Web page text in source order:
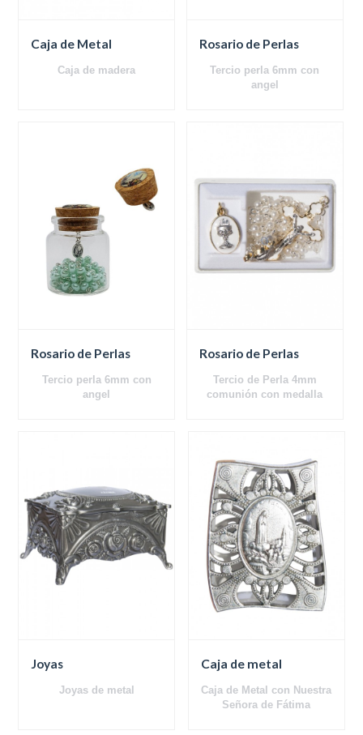
Caja de Metal
Caja de madera
Rosario de Perlas
Tercio perla 6mm con
angel
Rosario de Perlas
Tercio perla 6mm con
angel
Rosario de Perlas
Tercio de Perla 4mm
comunión con medalla
Joyas
Joyas de metal
Caja de metal
Caja de Metal con Nuestra
Señora de Fátima